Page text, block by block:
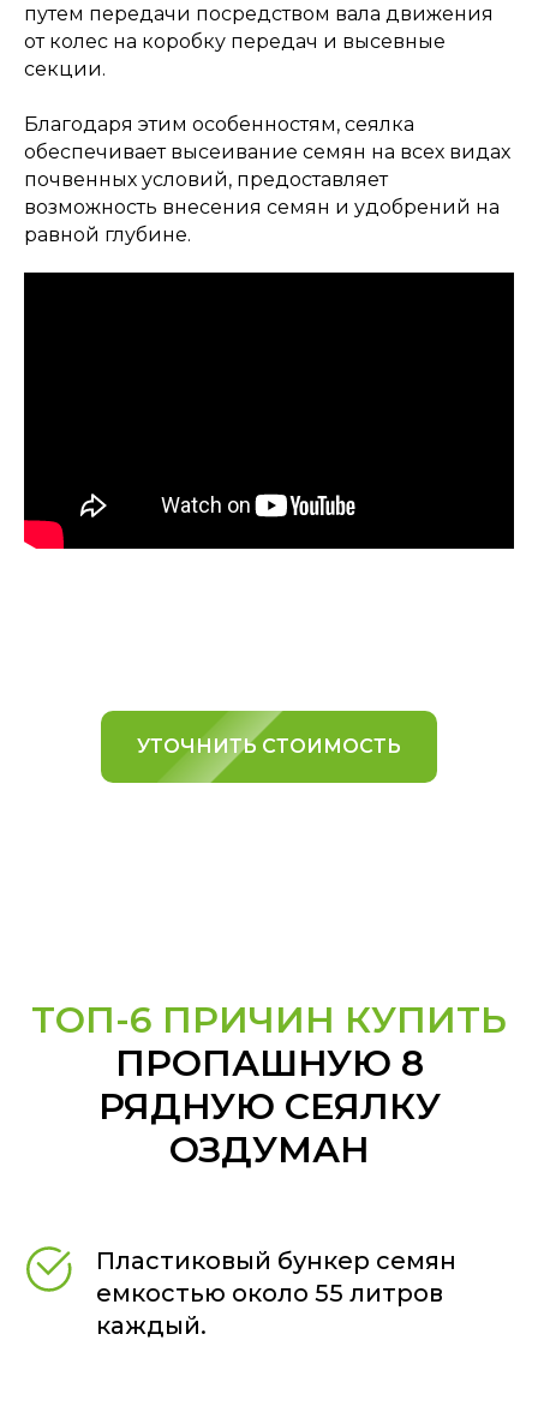
путем передачи посредством вала движения
от колес на коробку передач и высевные
секции.
Благодаря этим особенностям, сеялка
обеспечивает высеивание семян на всех видах
почвенных условий, предоставляет
возможность внесения семян и удобрений на
равной глубине.
УТОЧНИТЬ СТОИМОСТЬ
ТОП-6 ПРИЧИН КУПИТЬ
ПРОПАШНУЮ 8
РЯДНУЮ СЕЯЛКУ
ОЗДУМАН
Пластиковый бункер семян
емкостью около 55 литров
каждый.